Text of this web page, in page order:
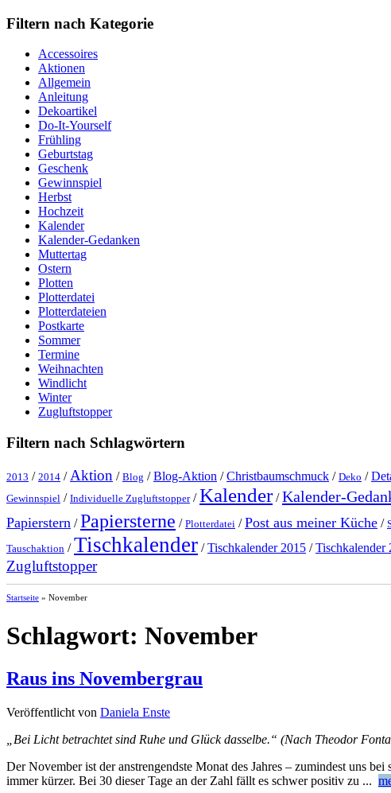
Filtern nach Kategorie
Accessoires
Aktionen
Allgemein
Anleitung
Dekoartikel
Do-It-Yourself
Frühling
Geburtstag
Geschenk
Gewinnspiel
Herbst
Hochzeit
Kalender
Kalender-Gedanken
Muttertag
Ostern
Plotten
Plotterdatei
Plotterdateien
Postkarte
Sommer
Termine
Weihnachten
Windlicht
Winter
Zugluftstopper
Filtern nach Schlagwörtern
2013 / 2014 / Aktion / Blog /Blog-Aktion /Christbaumschmuck / Deko /
Gewinnspiel / Individuelle Zugluftstopper/Kalender/Kalender-
Papierstern /Papiersterne / Plotterdatei /Post aus meiner Küche /
Tauschaktion /Tischkalender /Tischkalender 2015 /Tischkalender
Zugluftstopper
Startseite » November
Schlagwort: November
Raus ins Novembergrau
Veröffentlicht von Daniela Enste
„Bei Licht betrachtet sind Ruhe und Glück dasselbe.“ (Nach Theodor
Der November ist der anstrengendste Monat des Jahres – zumindest uns
immer kürzer. Bei 30 dieser Tage an der Zahl fällt es schwer positiv zu ...